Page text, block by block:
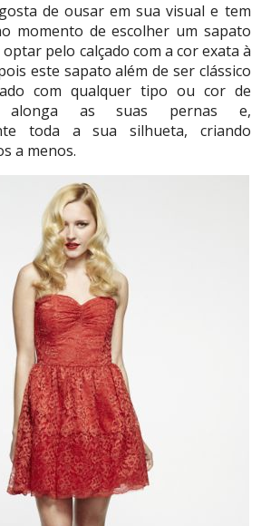
de ousar em sua visual e tem
momento de escolher um sapato
pelo calçado com a cor exata à
este sapato além de ser clássico
com qualquer tipo ou cor de
alonga as suas pernas e,
toda a sua silhueta, criando
a menos.